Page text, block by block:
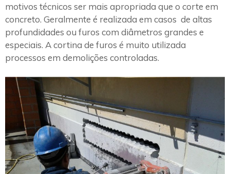
motivos técnicos ser mais apropriada que o corte em
concreto. Geralmente é realizada em casos de altas
profundidades ou furos com diâmetros grandes e
especiais. A cortina de furos é muito utilizada
processos em demolições controladas.